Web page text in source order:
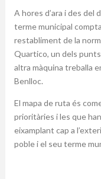
A hores d’ara i des del
terme municipal
restabliment de la
Quartico, un dels
altra màquina treballa
Benlloc.
El mapa de ruta és
prioritàries i les que
eixamplant cap a
poble i el seu terme